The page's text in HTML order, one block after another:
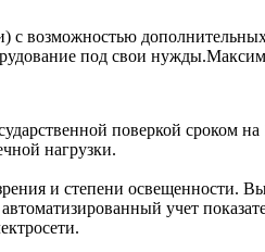
возможностью
под свои
поверкой сроком на
нагрузки.
и степени освещенности.
учет